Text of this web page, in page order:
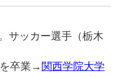
サッカー選手（栃木
卒業→ 関西学院大学